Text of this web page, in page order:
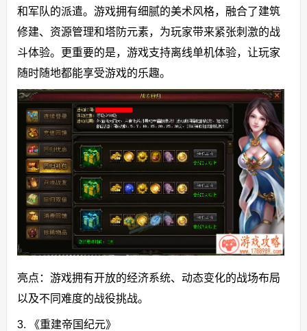
和军队的派遣。游戏拥有细腻的美术风格，融合了建筑
修建、资源管理和塔防元素，为玩家带来紧张刺激的战
斗体验。更重要的是，游戏支持离线单机体验，让玩家
随时随地都能享受游戏的乐趣。
亮点：游戏拥有开放的经济系统、动态变化的战场布局
以及不同难度的战役挑战。
3. 《重建帝国纪元》